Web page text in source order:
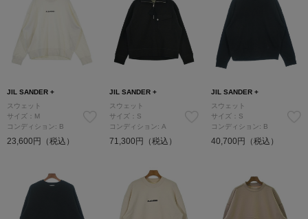
JIL SANDER +
スウェット
サイズ：M
コンディション: B
23,600円（税込）
JIL SANDER +
スウェット
サイズ：S
コンディション: A
71,300円（税込）
JIL SANDER +
スウェット
サイズ：S
コンディション: B
40,700円（税込）